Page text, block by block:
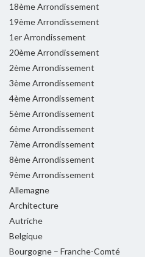
18ème Arrondissement
19ème Arrondissement
1er Arrondissement
20ème Arrondissement
2ème Arrondissement
3ème Arrondissement
4ème Arrondissement
5ème Arrondissement
6ème Arrondissement
7ème Arrondissement
8ème Arrondissement
9ème Arrondissement
Allemagne
Architecture
Autriche
Belgique
Bourgogne – Franche-Comté